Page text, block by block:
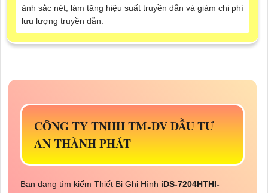
ảnh sắc nét, làm tăng hiệu suất truyền dẫn và giảm chi phí
lưu lượng truyền dẫn.
CÔNG TY TNHH TM-DV ĐẦU TƯ
AN THÀNH PHÁT
Bạn đang tìm kiếm Thiết Bị Ghi Hình iDS-7204HTHI-